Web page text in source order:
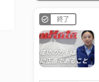
終了